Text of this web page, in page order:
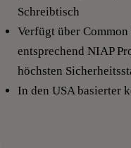
Schreibtisch
Verfügt über
entsprechend NIAP
höchsten
In den USA basierter